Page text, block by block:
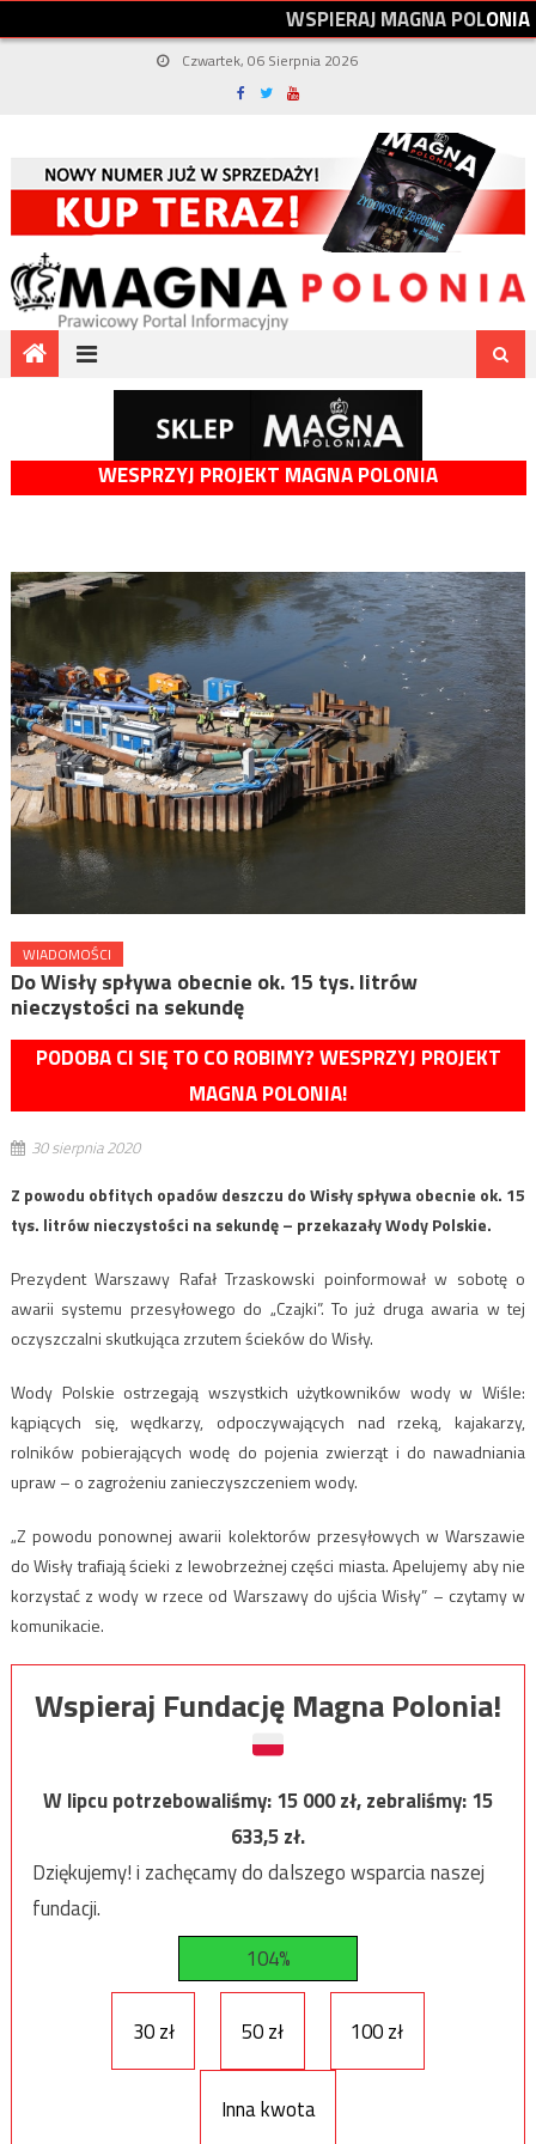
WSPIERAJMAGNAPOLONIA
Czwartek, 06 Sierpnia 2026
WESPRZYJ PROJEKT MAGNA POLONIA
WIADOMOŚCI
Do Wisły spływa obecnie ok. 15 tys. litrów
nieczystości na sekundę
PODOBA CI SIĘ TO CO ROBIMY? WESPRZYJ PROJEKT
MAGNA POLONIA!
30 sierpnia 2020
Z powodu obfitych opadów deszczu do Wisły spływa obecnie ok. 15
tys. litrów nieczystości na sekundę – przekazały Wody Polskie.
Prezydent Warszawy Rafał Trzaskowski poinformował w sobotę o
awarii systemu przesyłowego do „Czajki”. To już druga awaria w tej
oczyszczalni skutkująca zrzutem ścieków do Wisły.
Wody Polskie ostrzegają wszystkich użytkowników wody w Wiśle:
kąpiących się, wędkarzy, odpoczywających nad rzeką, kajakarzy,
rolników pobierających wodę do pojenia zwierząt i do nawadniania
upraw – o zagrożeniu zanieczyszczeniem wody.
„Z powodu ponownej awarii kolektorów przesyłowych w Warszawie
do Wisły trafiają ścieki z lewobrzeżnej części miasta. Apelujemy aby nie
korzystać z wody w rzece od Warszawy do ujścia Wisły” – czytamy w
komunikacie.
Wspieraj Fundację Magna Polonia!
W lipcu potrzebowaliśmy:15 000zł, zebraliśmy:15
633,5zł.
Dziękujemy! i zachęcamy do dalszego wsparcia naszej
fundacji.
104%
30 zł 50 zł 100 zł
Inna kwota